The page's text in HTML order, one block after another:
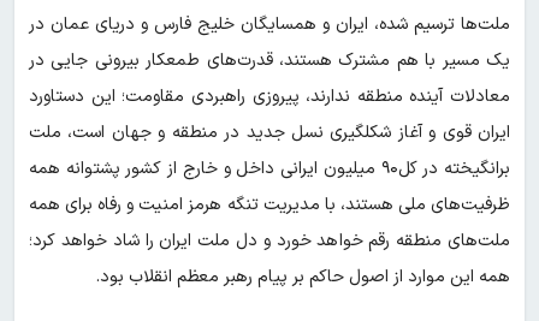
ملت‌ها ترسیم شده، ایران و همسایگان خلیج فارس و دریای عمان در
یک مسیر با هم مشترک هستند، قدرت‌های طمعکار بیرونی جایی در
معادلات آینده منطقه ندارند، پیروزی راهبردی مقاومت؛ این دستاورد
ایران قوی و آغاز شکلگیری نسل جدید در منطقه و جهان است، ملت
برانگیخته در کل۹۰ میلیون ایرانی داخل و خارج از کشور پشتوانه همه
ظرفیت‌های ملی هستند، با مدیریت تنگه هرمز امنیت و رفاه برای همه
ملت‌های منطقه رقم خواهد خورد و دل ملت ایران را شاد خواهد کرد؛
همه این موارد از اصول حاکم بر پیام رهبر معظم انقلاب بود.